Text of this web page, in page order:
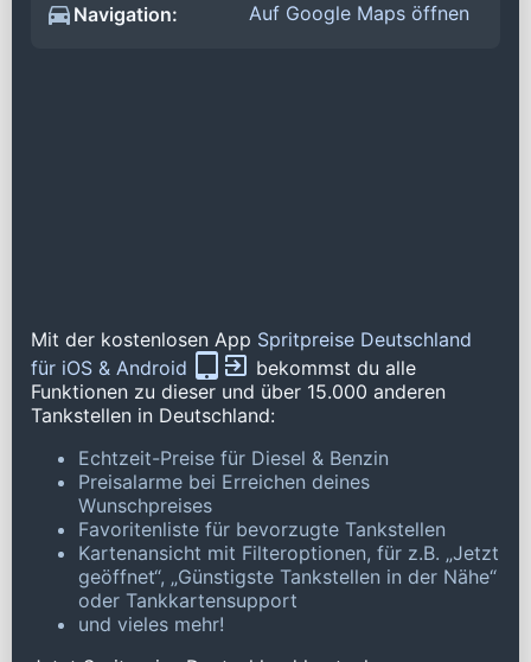
Navigation:
Auf Google Maps öffnen
Mit der kostenlosen App Spritpreise Deutschland
für iOS & Android
bekommst du alle
Funktionen zu dieser und über 15.000 anderen
Tankstellen in Deutschland:
Echtzeit-Preise für Diesel & Benzin
Preisalarme bei Erreichen deines
Wunschpreises
Favoritenliste für bevorzugte Tankstellen
Kartenansicht mit Filteroptionen, für z.B. „Jetzt
geöffnet“, „Günstigste Tankstellen in der Nähe“
oder Tankkartensupport
und vieles mehr!